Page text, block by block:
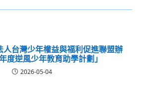
人台灣少年權益與福利促進聯盟辦
度逆風少年教育助學計劃」
2026-05-04